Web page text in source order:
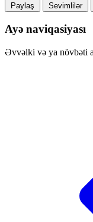
Paylaş Sevimlilər
Ayə naviqasiyası
Əvvəlki və ya növbəti